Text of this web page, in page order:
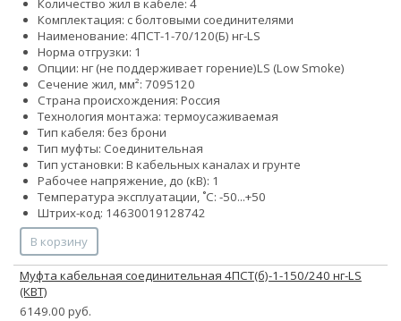
Количество жил в кабеле: 4
Комплектация: с болтовыми соединителями
Наименование: 4ПСТ-1-70/120(Б) нг-LS
Норма отгрузки: 1
Опции: нг (не поддерживает горение)LS (Low Smoke)
Сечение жил, мм²: 7095120
Страна происхождения: Россия
Технология монтажа: термоусаживаемая
Тип кабеля: без брони
Тип муфты: Соединительная
Тип установки: В кабельных каналах и грунте
Рабочее напряжение, до (кВ): 1
Температура эксплуатации, ˚С: -50...+50
Штрих-код: 14630019128742
В корзину
Муфта кабельная соединительная 4ПСТ(б)-1-150/240 нг-LS
(КВТ)
6149.00 руб.